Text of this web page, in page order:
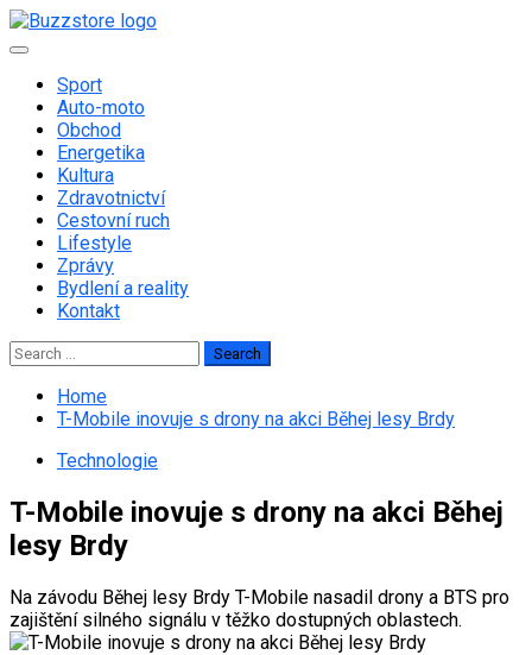
Skip
to
Primary
Sport
Auto-moto
Obchod
Energetika
Kultura
Zdravotnictví
Cestovní ruch
Lifestyle
Zprávy
Bydlení a reality
Kontakt
Search
for:
Home
T-Mobile inovuje s drony na akci Běhej lesy Brdy
Technologie
T-Mobile inovuje s drony na akci Běhej
lesy Brdy
Na závodu Běhej lesy Brdy T-Mobile nasadil drony a BTS pro
zajištění silného signálu v těžko dostupných oblastech.